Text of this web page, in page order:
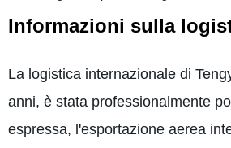
Informazioni sulla
La logistica internazionale di
anni, è stata professionalmente
espressa, l'esportazione aerea